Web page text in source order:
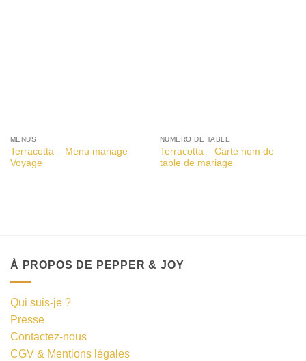
MENUS
Terracotta – Menu mariage
Voyage
NUMÉRO DE TABLE
Terracotta – Carte nom de
table de mariage
À PROPOS DE PEPPER & JOY
Qui suis-je ?
Presse
Contactez-nous
CGV & Mentions légales